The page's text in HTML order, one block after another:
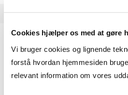
Cookies hjælper os med at gøre
Vi bruger cookies og lignende
forstå hvordan hjemmesiden
relevant information om vores
HA(fil.) - erhvervs­økonomi
virksomheder møder i vores